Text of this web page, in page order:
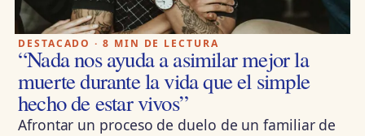
DESTACADO · 8 MIN DE LECTURA
“Nada nos ayuda a asimilar mejor la
muerte durante la vida que el simple
hecho de estar vivos”
Afrontar un proceso de duelo de un familiar de